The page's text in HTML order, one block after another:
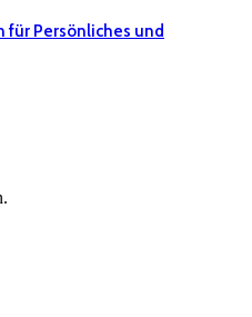
für Persönliches und